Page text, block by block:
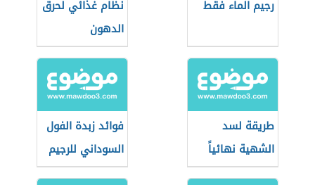
رجيم الماء فقط
نظام غذائي لحرق
الدهون
طريقة لسد
الشهية نهائياً
فوائد زبدة الفول
السوداني للرجيم